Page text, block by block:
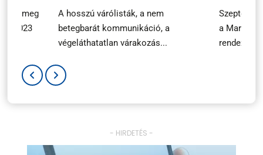
meg
2023
A hosszú várólisták, a nem
betegbarát kommunikáció, a
végeláthatatlan várakozás...
a
- HIRDETÉS -